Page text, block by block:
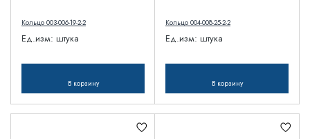
Кольцо 003-006-19-2-2
Ед.изм: штука
В корзину
Кольцо 004-008-25-2-2
Ед.изм: штука
В корзину